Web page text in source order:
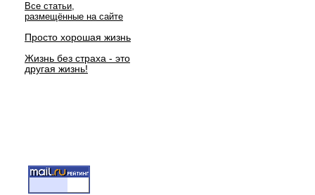
Все статьи,
размещённые на сайте
Просто хорошая жизнь
Жизнь без страха - это
другая жизнь!